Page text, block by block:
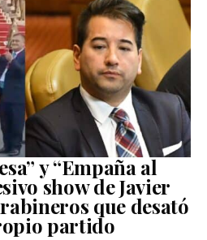
y “Empaña al
show de Javier
que desató
partido